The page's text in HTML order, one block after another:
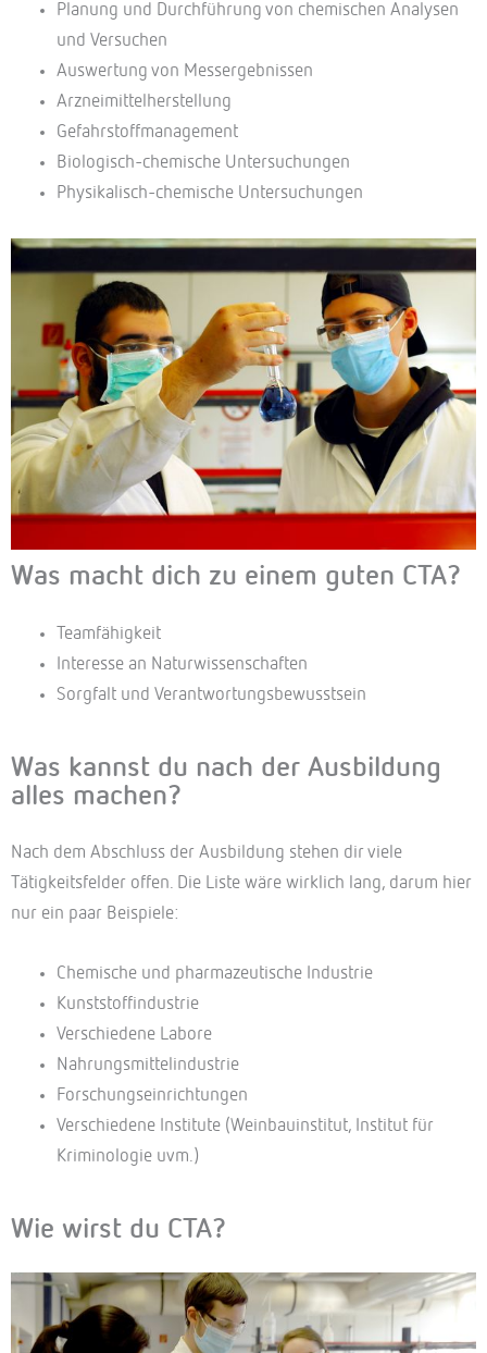
Planung und Durchführung von chemischen Analysen
und Versuchen
Auswertung von Messergebnissen
Arzneimittelherstellung
Gefahrstoffmanagement
Biologisch-chemische Untersuchungen
Physikalisch-chemische Untersuchungen
Was macht dich zu einem guten CTA?
Teamfähigkeit
Interesse an Naturwissenschaften
Sorgfalt und Verantwortungsbewusstsein
Was kannst du nach der Ausbildung
alles machen?
Nach dem Abschluss der Ausbildung stehen dir viele
Tätigkeitsfelder offen. Die Liste wäre wirklich lang, darum hier
nur ein paar Beispiele:
Chemische und pharmazeutische Industrie
Kunststoffindustrie
Verschiedene Labore
Nahrungsmittelindustrie
Forschungseinrichtungen
Verschiedene Institute (Weinbauinstitut, Institut für
Kriminologie uvm.)
Wie wirst du CTA?